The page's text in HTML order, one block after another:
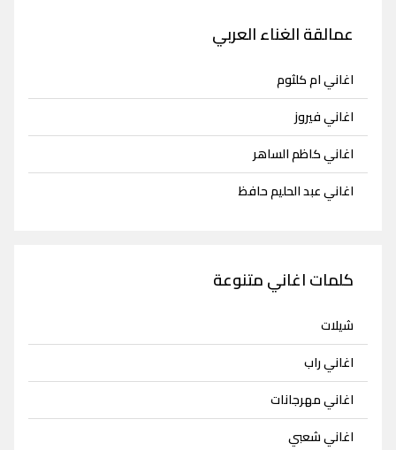
عمالقة الغناء العربي
اغاني ام كلثوم
اغاني فيروز
اغاني كاظم الساهر
اغاني عبد الحليم حافظ
كلمات اغاني متنوعة
شيلات
اغاني راب
اغاني مهرجانات
اغاني شعبي